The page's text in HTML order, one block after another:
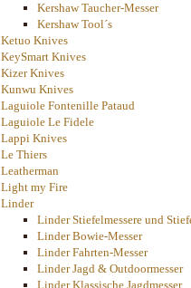
Kershaw Taucher-Messer
Kershaw Tool´s
Ketuo Knives
KeySmart Knives
Kizer Knives
Kunwu Knives
Laguiole Fontenille Pataud
Laguiole Le Fidele
Lappi Knives
Le Thiers
Leatherman
Light my Fire
Linder
Linder Stiefelmessere und
Linder Bowie-Messer
Linder Fahrten-Messer
Linder Jagd & Outdoormesser
Linder Klassische Jagdmesser